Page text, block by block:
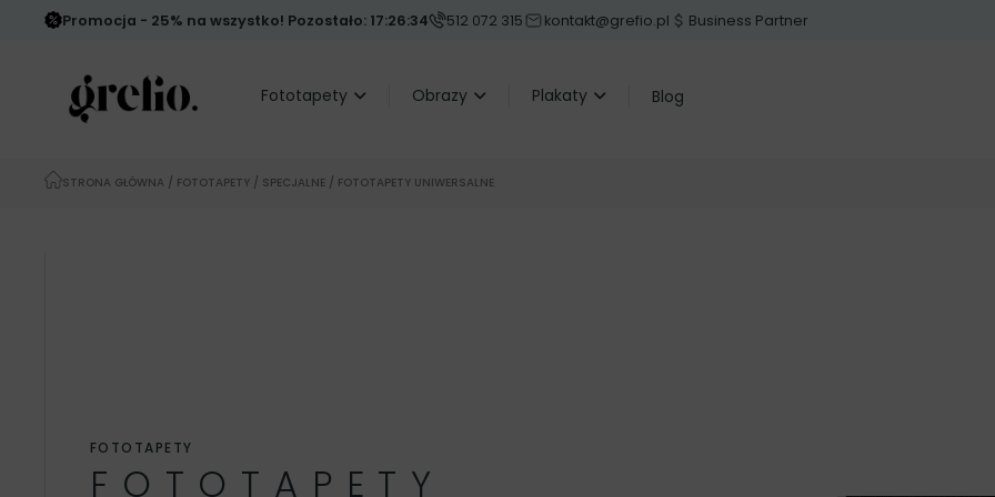
Promocja - 25% na wszystko! Pozostało: 17:26:32 512 072 315 kontakt@grefio.pl Business Partner
Fototapety Obrazy Plakaty Blog
STRONA GŁÓWNA / FOTOTAPETY / SPECJALNE / FOTOTAPETY UNIWERSALNE
FOTOTAPETY
FOTOTAPETY